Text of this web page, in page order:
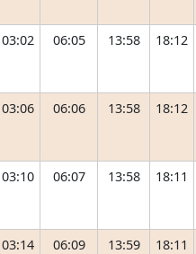
03:02 06:05 13:58 18:12
03:06 06:06 13:58 18:12
03:10 06:07 13:58 18:11
03:14 06:09 13:59 18:11